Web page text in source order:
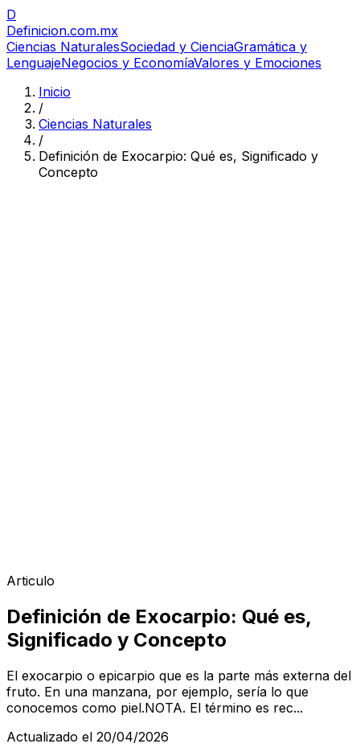
D
Definicion.com.mx
Ciencias NaturalesSociedad y CienciaGramática y
LenguajeNegocios y EconomíaValores y Emociones
Inicio
/
Ciencias Naturales
/
Definición de Exocarpio: Qué es, Significado y
Concepto
Articulo
Definición de Exocarpio: Qué es,
Significado y Concepto
El exocarpio o epicarpio que es la parte más externa del
fruto. En una manzana, por ejemplo, sería lo que
conocemos como piel.NOTA. El término es rec...
Actualizado el 20/04/2026